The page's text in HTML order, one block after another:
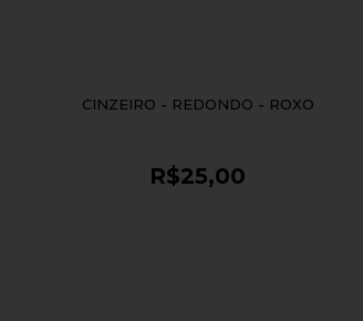
CINZEIRO - REDONDO - ROXO
R$25,00